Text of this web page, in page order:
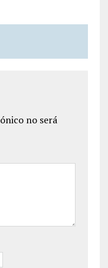
no será